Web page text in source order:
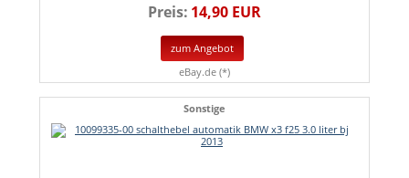
Preis: 14,90 EUR
zum Angebot
eBay.de (*)
Sonstige